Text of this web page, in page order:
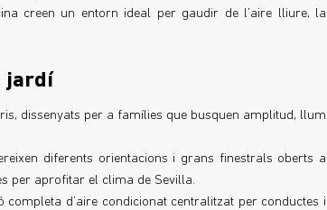
creen un entorn ideal per gaudir de l’aire lliure, la
jardí
dissenyats per a famílies que busquen amplitud, llum
diferents orientacions i grans finestrals oberts a
per aprofitar el clima de Sevilla.
completa d’aire condicionat centralitzat per conductes i